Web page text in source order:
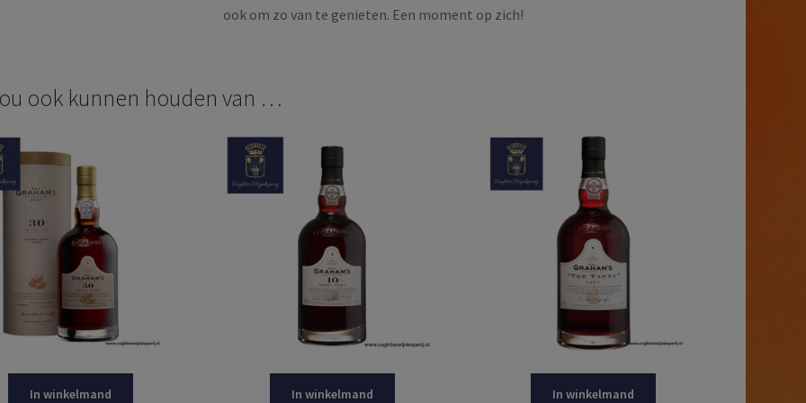
ook om zo van te genieten. Een moment op zich!
ook kunnen houden van …
In winkelmand In winkelmand In winkelmand